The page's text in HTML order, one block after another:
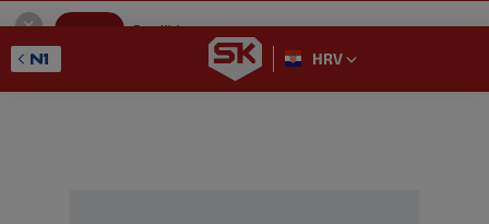
SportKlub
GET - On the Google Play
HRV